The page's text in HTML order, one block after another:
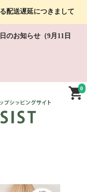
配送遅延につきまして
のお知らせ（9月11日
0